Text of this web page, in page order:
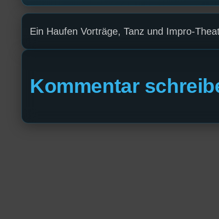
Ein Haufen Vorträge, Tanz und Impro-
Kommentar